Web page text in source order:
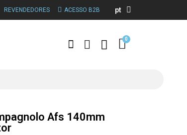
REVENDEDORES ACESSO B2B pt
Afs 140mm